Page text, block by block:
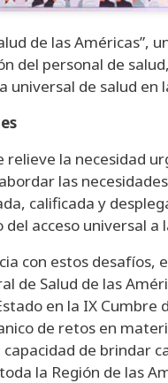
de las Américas”,
del personal de
universal de salud en
relieve la necesidad
las
calificada y
del acceso universal
con estos desafíos,
de Salud de las
en la IX Cumbre
de retos en
de brindar
la Región de las